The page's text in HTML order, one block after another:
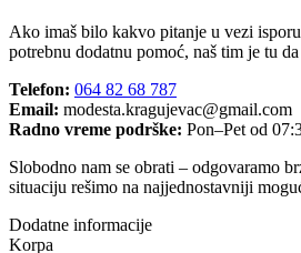
Ako imaš bilo kakvo pitanje u vezi
potrebnu dodatnu pomoć, naš tim je tu
Telefon: 064 82 68 787
Email: modesta.kragujevac@gmail.com
Radno vreme podrške: Pon–Pet od
Slobodno nam se obrati – odgovaramo
situaciju rešimo na najjednostavniji
Dodatne informacije